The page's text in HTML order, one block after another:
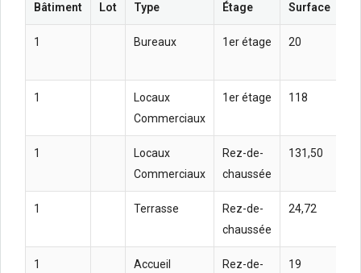
Bâtiment Lot Type Étage Surface
1 Bureaux 1er étage 20
1
Locaux
Commerciaux
1er étage 118
1
Locaux
Commerciaux
Rez-de-
chaussée
131,50
1 Terrasse
Rez-de-
chaussée
24,72
1 Accueil
Rez-de-
19